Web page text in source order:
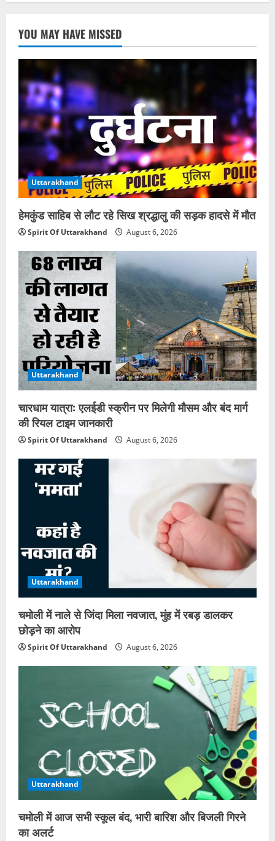
YOU MAY HAVE MISSED
Uttarakhand
हेमकुंड साहिब से लौट रहे सिख श्रद्धालु की सड़क हादसे में मौत
Spirit Of Uttarakhand August 6, 2026
Uttarakhand
चारधाम यात्रा: एलईडी स्क्रीन पर मिलेगी मौसम और बंद मार्ग
की रियल टाइम जानकारी
Spirit Of Uttarakhand August 6, 2026
Uttarakhand
चमोली में नाले से जिंदा मिला नवजात, मुंह में रबड़ डालकर
छोड़ने का आरोप
Spirit Of Uttarakhand August 6, 2026
Uttarakhand
चमोली में आज सभी स्कूल बंद, भारी बारिश और बिजली गिरने
का अलर्ट